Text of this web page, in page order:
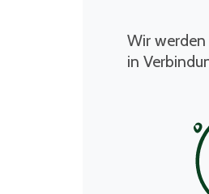
Wir
in